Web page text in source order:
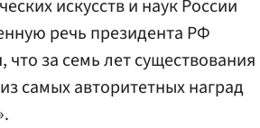
искусств и наук России
речь президента РФ
что за семь лет существования
самых авторитетных наград